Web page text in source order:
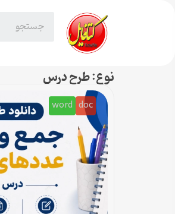
نوع: طرح درس
doc
word